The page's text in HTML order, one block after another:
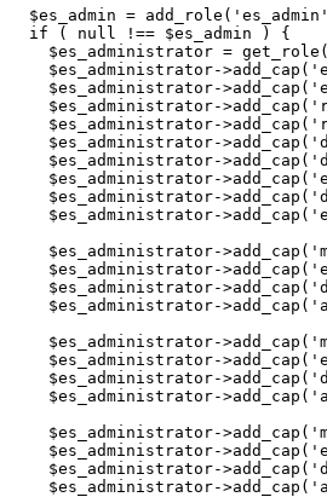
$es_admin =
  if ( null !== $es_admin ) {
$es_administrator =
$es_administrator-
$es_administrator-
$es_administrator-
$es_administrator-
$es_administrator-
$es_administrator-
$es_administrator-
$es_administrator-
$es_administrator-
$es_administrator-
$es_administrator-
$es_administrator-
$es_administrator-
$es_administrator-
$es_administrator-
$es_administrator-
$es_administrator-
$es_administrator-
$es_administrator-
$es_administrator-
$es_administrator-